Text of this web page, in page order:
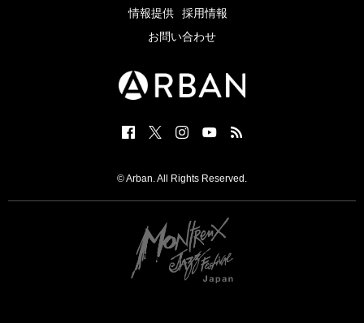
情報提供
採用情報
お問い合わせ
© Arban. All Rights Reserved.